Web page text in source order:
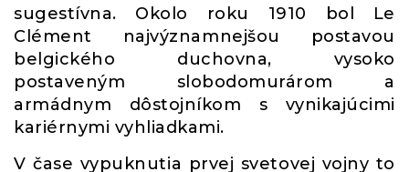
sugestívna. Okolo roku 1910 bol Le
Clément najvýznamnejšou postavou
belgického duchovna, vysoko
postaveným slobodomurárom a
armádnym dôstojníkom s vynikajúcimi
kariérnymi vyhliadkami.
V čase vypuknutia prvej svetovej vojny to